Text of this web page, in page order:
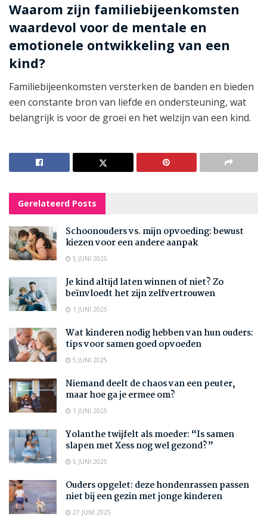
Waarom zijn familiebijeenkomsten
waardevol voor de mentale en
emotionele ontwikkeling van een
kind?
Familiebijeenkomsten versterken de banden en bieden
een constante bron van liefde en ondersteuning, wat
belangrijk is voor de groei en het welzijn van een kind.
Gerelateerd Posts
Schoonouders vs. mijn opvoeding: bewust
kiezen voor een andere aanpak
5 JUNI 2025
Je kind altijd laten winnen of niet? Zo
beïnvloedt het zijn zelfvertrouwen
1 JUNI 2025
Wat kinderen nodig hebben van hun ouders:
tips voor samen goed opvoeden
5 JUNI 2025
Niemand deelt de chaos van een peuter,
maar hoe ga je ermee om?
1 JUNI 2025
Yolanthe twijfelt als moeder: “Is samen
slapen met Xess nog wel gezond?”
5 JUNI 2025
Ouders opgelet: deze hondenrassen passen
niet bij een gezin met jonge kinderen
27 JUNI 2025